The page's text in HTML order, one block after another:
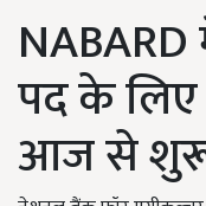
पद के
आज से शुरू,